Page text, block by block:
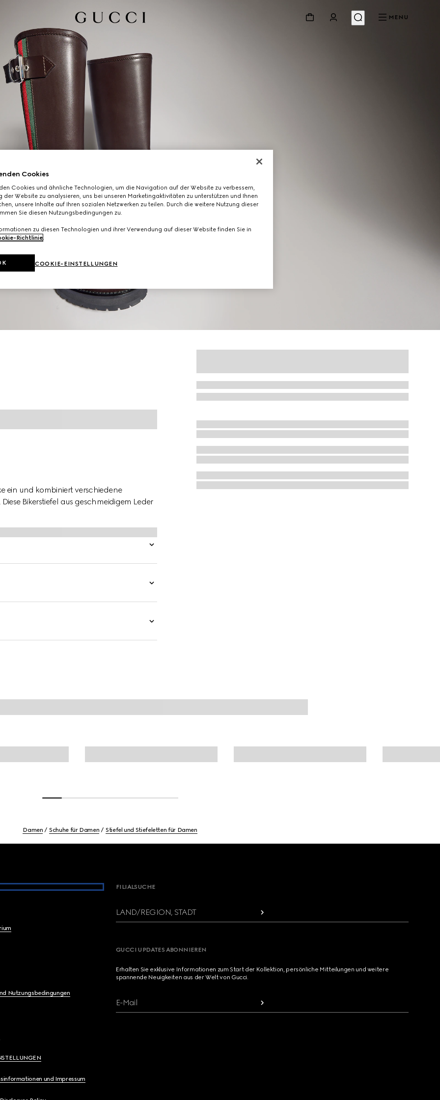
MENU
ein und kombiniert verschiedene
Bikerstiefel aus geschmeidigem Leder
Damen Schuhe für Damen Stiefel und Stiefeletten für Damen
Nutzungsbedingungen
und Impressum
FILIALSUCHE
LAND/REGION, STADT
GUCCI UPDATES ABONNIEREN
Erhalten Sie exklusive Informationen zum Start der Kollektion, persönliche Mitteilungen und weitere
spannende Neuigkeiten aus der Welt von Gucci.
E-Mail
Cookies
Cookies und ähnliche Technologien, um die Navigation auf der Website zu verbessern,
der Website zu analysieren, uns bei unseren Marketingaktivitäten zu unterstützen und Ihnen
unsere Inhalte auf Ihren sozialen Netzwerken zu teilen. Durch die weitere Nutzung dieser
Sie diesen Nutzungsbedingungen zu.
zu diesen Technologien und ihrer Verwendung auf dieser Website finden Sie in
Richtlinie.
COOKIE-EINSTELLUNGEN